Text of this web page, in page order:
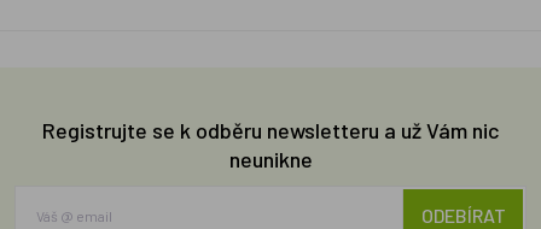
Registrujte se k odběru newsletteru a už Vám nic
neunikne
ODEBÍRAT